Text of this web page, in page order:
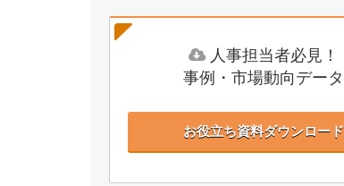
人事担当者必見！
事例・市場動向データ
お役立ち資料ダウンロード